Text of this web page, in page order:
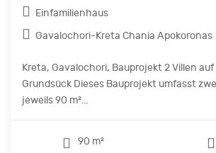
Einfamilienhaus
Gavalochori-Kreta Chania Apokoronas
Kreta, Gavalochori, Bauprojekt 2 Villen auf
Grundsück Dieses Bauprojekt umfasst
jeweils 90 m²...
90 m²